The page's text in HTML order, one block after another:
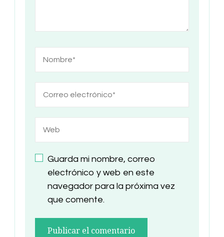
Guarda mi nombre, correo
electrónico y web en este
navegador para la próxima vez
que comente.